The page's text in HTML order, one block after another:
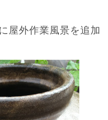
屋外作業風景を追加